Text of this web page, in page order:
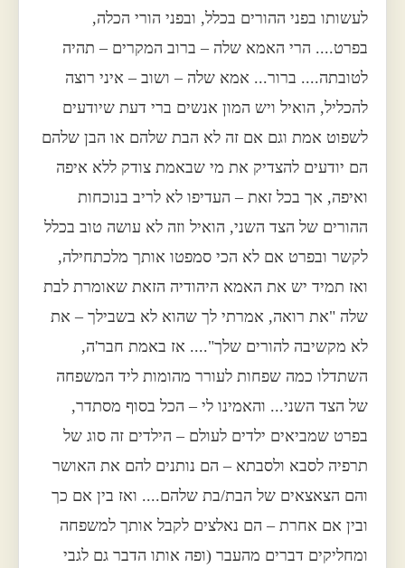
לעשותו בפני ההורים בכלל, ובפני הורי הכלה,
בפרט.... הרי האמא שלה – ברוב המקרים – תהיה
לטובתה.... ברור... אמא שלה – ושוב – איני רוצה
להכליל, הואיל ויש המון אנשים ברי דעת שיודעים
לשפוט אמת וגם אם זה לא הבת שלהם או הבן שלהם
הם יודעים להצדיק את מי שבאמת צודק ללא איפה
ואיפה, אך בכל זאת – העדיפו לא לריב בנוכחות
ההורים של הצד השני, הואיל וזה לא עושה טוב בכלל
לקשר ובפרט אם לא הכי סמפטו אותך מלכתחילה,
ואז תמיד יש את האמא היהודיה הזאת שאומרת לבת
שלה "את רואה, אמרתי לך שהוא לא בשבילך – את
לא מקשיבה להורים שלך".... אז באמת חבר'ה,
השתדלו כמה שפחות לעורר מהומות ליד המשפחה
של הצד השני... והאמינו לי – הכל בסוף מסתדר,
בפרט שמביאים ילדים לעולם – הילדים זה סוג של
תרפיה לסבא ולסבתא – הם נותנים להם את האושר
והם הצאצאים של הבת/בת שלהם.... ואז בין אם כך
ובין אם אחרת – הם נאלצים לקבל אותך למשפחה
ומחליקים דברים מהעבר (ופה אותו הדבר גם לגבי